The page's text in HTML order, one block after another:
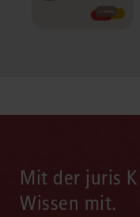
Mit der juris
Wissen mit.